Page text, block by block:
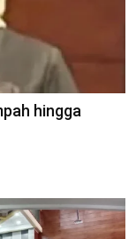
hingga